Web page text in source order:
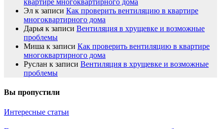
квартире многоквартирного дома
Эл к записи Как проверить вентиляцию в квартире
многоквартирного дома
Дарья к записи Вентиляция в хрущевке и возможные
проблемы
Миша к записи Как проверить вентиляцию в квартире
многоквартирного дома
Руслан к записи Вентиляция в хрущевке и возможные
проблемы
Вы пропустили
Интересные статьи